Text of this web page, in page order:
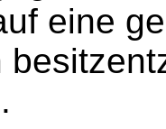
eine